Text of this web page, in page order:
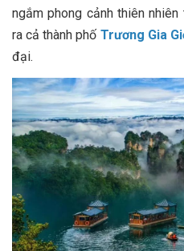
ngắm phong cảnh thiên
ra cả thành phố Trương Gia
đại.